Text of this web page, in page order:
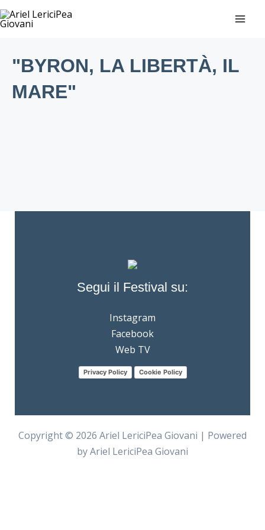
Vai
al
"BYRON, LA LIBERTÀ, IL
MARE"
Segui il Festival su:
Instagram
Facebook
Web TV
Privacy Policy Cookie Policy
Copyright © 2026 Ariel LericiPea Giovani | Powered
by Ariel LericiPea Giovani